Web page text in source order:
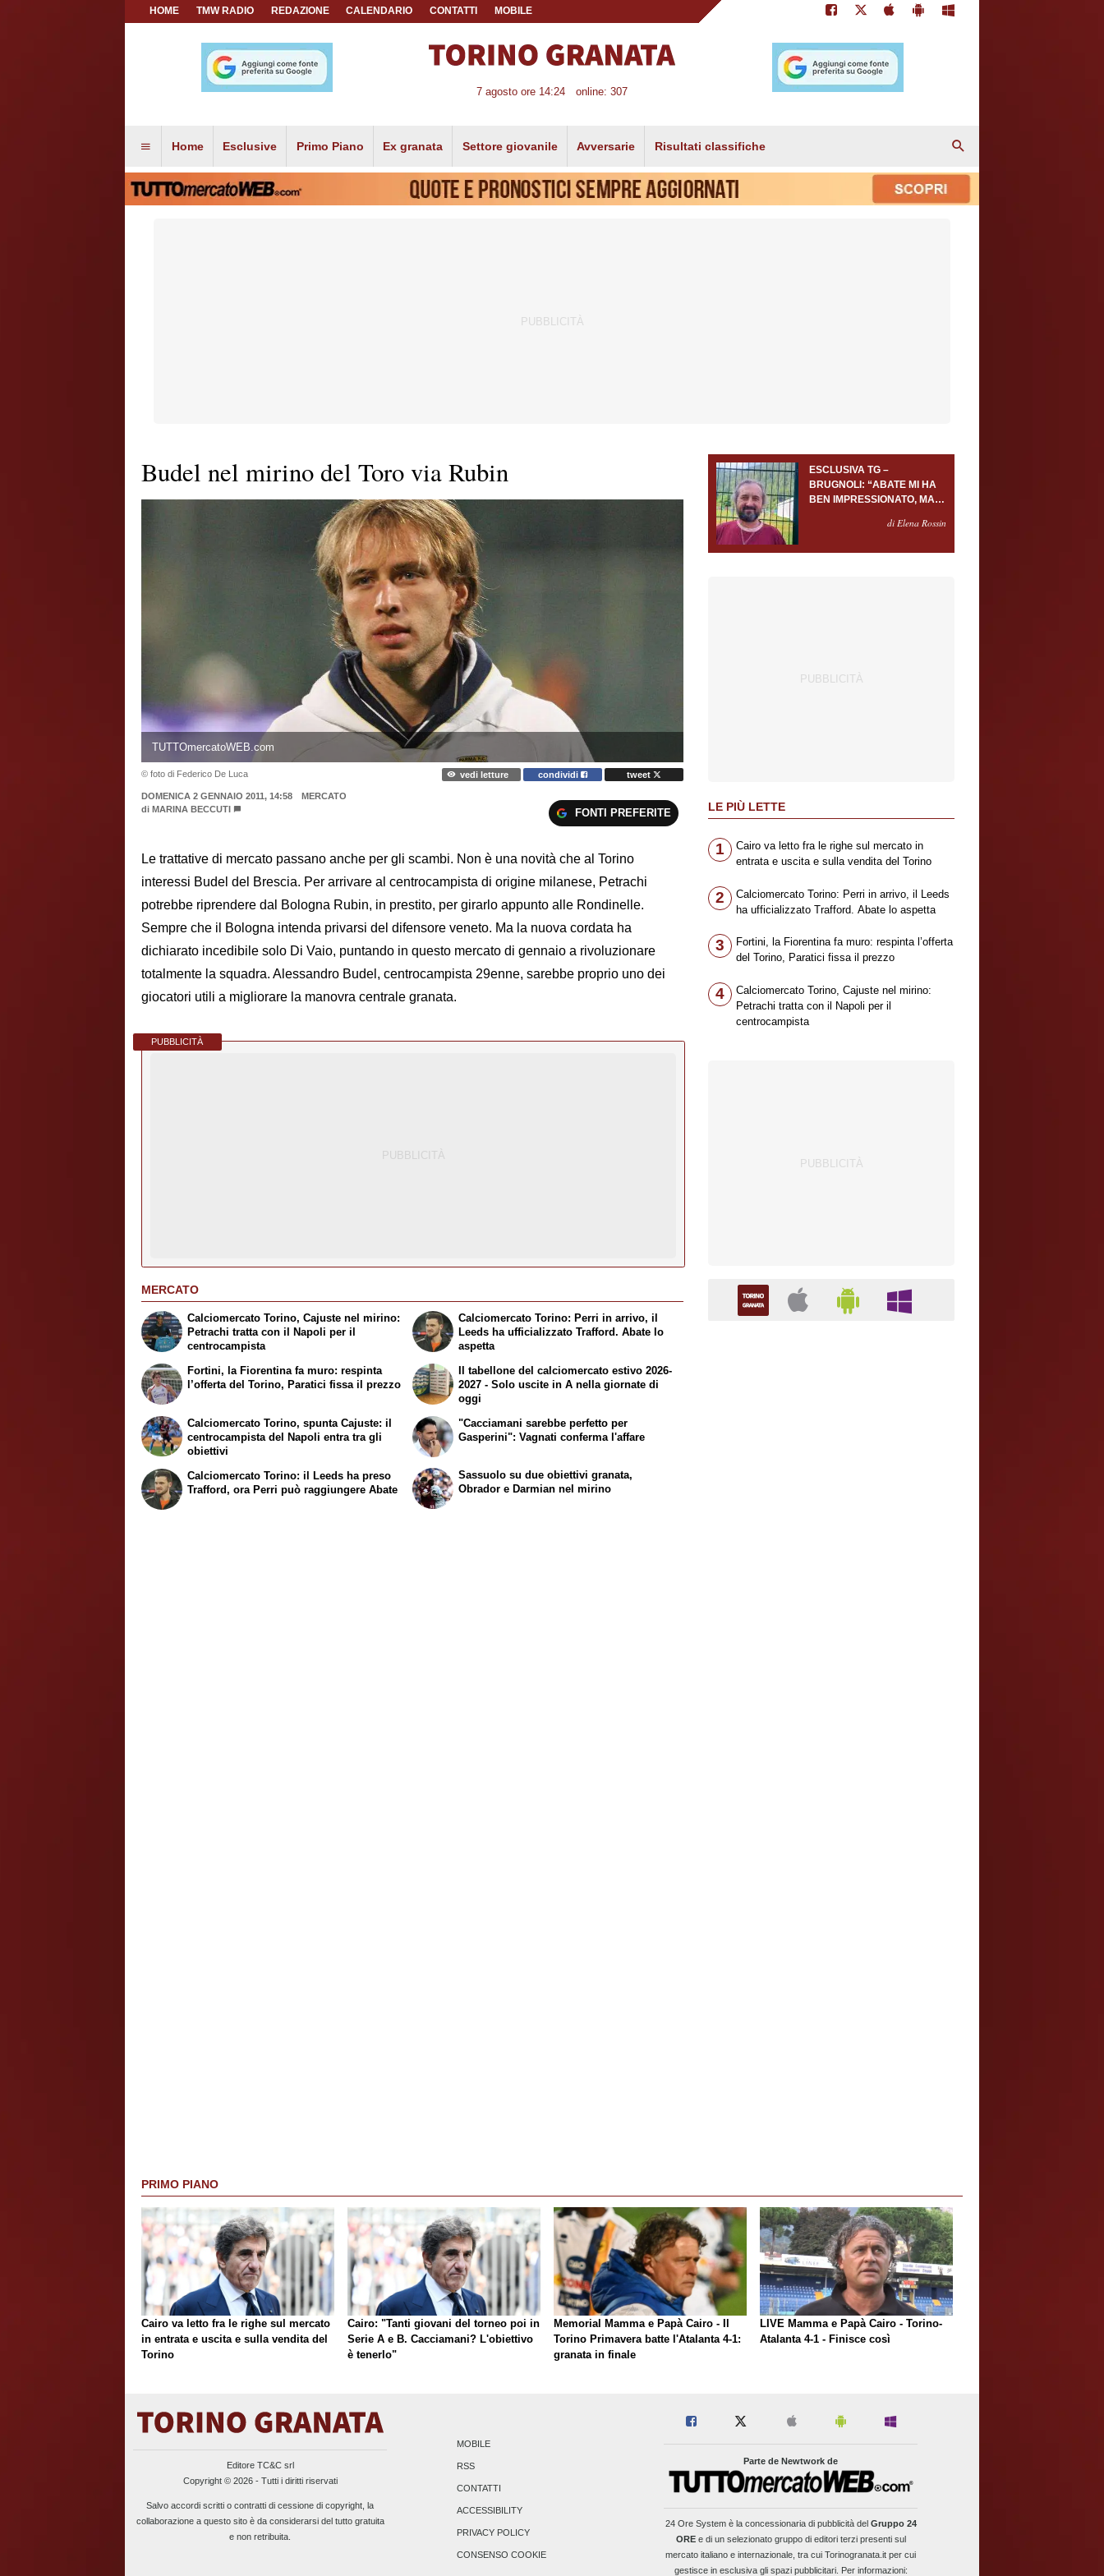
HOME TMW RADIO REDAZIONE CALENDARIO CONTATTI MOBILE
7 agosto ore 14:24 online: 307
Home Esclusive Primo Piano Ex granata Settore giovanile Avversarie Risultati classifiche
Budel nel mirino del Toro via Rubin
TUTTOmercatoWEB.com
© foto di Federico De Luca vedi letture condividi tweet
DOMENICA 2 GENNAIO 2011, 14:58
MERCATO
di MARINA BECCUTI FONTI PREFERITE
Le trattative di mercato passano anche per gli scambi. Non è una novità che al Torino
interessi Budel del Brescia. Per arrivare al centrocampista di origine milanese, Petrachi
potrebbe riprendere dal Bologna Rubin, in prestito, per girarlo appunto alle Rondinelle.
Sempre che il Bologna intenda privarsi del difensore veneto. Ma la nuova cordata ha
dichiarato incedibile solo Di Vaio, puntando in questo mercato di gennaio a rivoluzionare
totalmente la squadra. Alessandro Budel, centrocampista 29enne, sarebbe proprio uno dei
giocatori utili a migliorare la manovra centrale granata.
PUBBLICITÀ
MERCATO
Calciomercato Torino, Cajuste nel mirino:
Petrachi tratta con il Napoli per il
centrocampista
Fortini, la Fiorentina fa muro: respinta
l’offerta del Torino, Paratici fissa il prezzo
Calciomercato Torino: Perri in arrivo, il
Leeds ha ufficializzato Trafford. Abate lo
aspetta
Il tabellone del calciomercato estivo 2026-
2027 - Solo uscite in A nella giornate di
oggi
Calciomercato Torino, spunta Cajuste: il
centrocampista del Napoli entra tra gli
obiettivi
Calciomercato Torino: il Leeds ha preso
Trafford, ora Perri può raggiungere Abate
"Cacciamani sarebbe perfetto per
Gasperini": Vagnati conferma l'affare
Sassuolo su due obiettivi granata,
Obrador e Darmian nel mirino
ESCLUSIVA TG –
BRUGNOLI: “ABATE MI HA
BEN IMPRESSIONATO, MA
PORTIERE SERVONOdi Elena Rossin
LE PIÙ LETTE
1
Cairo va letto fra le righe sul mercato in
entrata e uscita e sulla vendita del Torino
2
Calciomercato Torino: Perri in arrivo, il Leeds
ha ufficializzato Trafford. Abate lo aspetta
3
Fortini, la Fiorentina fa muro: respinta l’offerta
del Torino, Paratici fissa il prezzo
4
Calciomercato Torino, Cajuste nel mirino:
Petrachi tratta con il Napoli per il
centrocampista
PRIMO PIANO
Cairo va letto fra le righe sul mercato
in entrata e uscita e sulla vendita del
Torino
Cairo: "Tanti giovani del torneo poi in
Serie A e B. Cacciamani? L'obiettivo
è tenerlo"
Memorial Mamma e Papà Cairo - Il
Torino Primavera batte l'Atalanta 4-1:
granata in finale
LIVE Mamma e Papà Cairo - Torino-
Atalanta 4-1 - Finisce così
Editore TC&C srl
Copyright © 2026 - Tutti i diritti riservati
Salvo accordi scritti o contratti di cessione di copyright, la
collaborazione a questo sito è da considerarsi del tutto gratuita
e non retribuita.
MOBILE
RSS
CONTATTI
ACCESSIBILITY
PRIVACY POLICY
CONSENSO COOKIE
Parte de Newtwork de
24 Ore Systemè la concessionaria di pubblicità del Gruppo 24
OREe di un selezionato gruppo di editori terzi presenti sul
mercato italiano e internazionale, tra cui Torinogranata.it per cui
gestisce in esclusiva gli spazi pubblicitari. Per informazioni: